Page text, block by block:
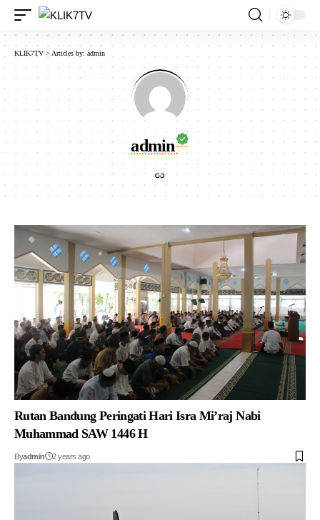
KLIK7TV > Articles by: admin
admin
Rutan Bandung Peringati Hari Isra Mi’raj Nabi
Muhammad SAW 1446 H
Byadmin 2 years ago